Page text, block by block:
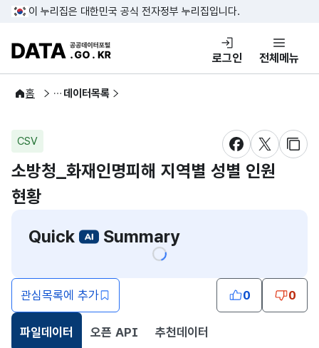
콘텐츠 바로가기
푸터 바로가기
이 누리집은 대한민국 공식 전자정부 누리집입니다.
DATA.GO.KR 공공데이터포털
로그인 전체메뉴
홈
공공데이터 데이터목록
CSV
새창 열림새창 열림
새창
소방청_화재인명피해 지역별 성별 인원
현황
Quick
Summary
관심목록에 추가 0 0
파일데이터
선택됨
오픈 API 추천데이터